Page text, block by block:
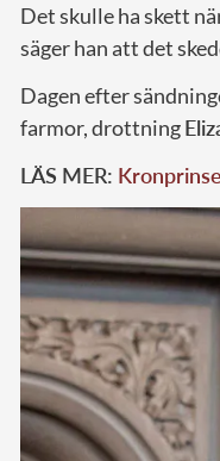
Det skulle ha skett
säger han att det
Dagen efter
farmor, drottning
LÄS MER: